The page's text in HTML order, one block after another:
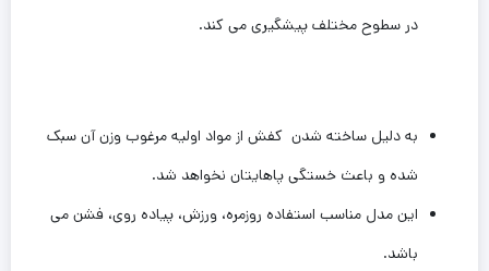
در سطوح مختلف پیشگیری می کند.
به دلیل ساخته شدن کفش از مواد اولیه مرغوب وزن آن سبک
شده و باعث خستگی پاهایتان نخواهد شد.
این مدل مناسب استفاده روزمره، ورزش، پیاده روی، فشن می
باشد.